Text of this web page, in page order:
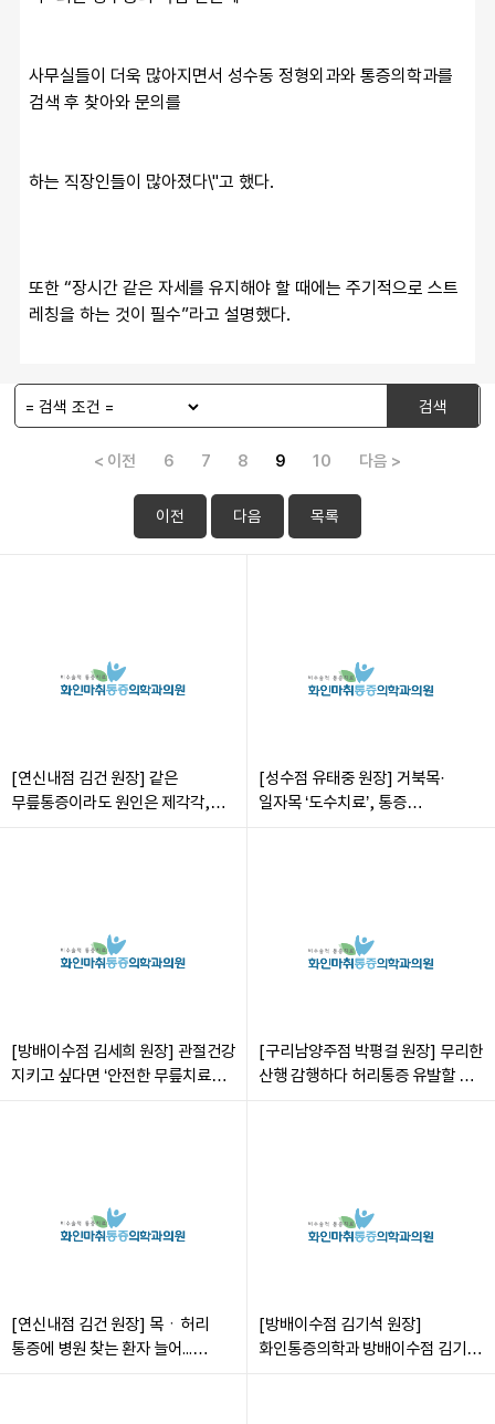
사무실들이 더욱 많아지면서 성수동 정형외과와 통증의학과를
검색 후 찾아와 문의를
하는 직장인들이 많아졌다\"고 했다.
또한 “장시간 같은 자세를 유지해야 할 때에는 주기적으로 스트
레칭을 하는 것이 필수”라고 설명했다.
검색
< 이전 6 7 8 9 10 다음 >
이전 다음 목록
[연신내점 김건 원장] 같은
무릎통증이라도 원인은 제각각,
[성수점 유태중 원장] 거북목·
일자목 ‘도수치료’, 통증
[방배이수점 김세희 원장] 관절건강
지키고 싶다면 ‘안전한 무릎치료법’
[구리남양주점 박평걸 원장] 무리한
산행 감행하다 허리통증 유발할 수
[연신내점 김건 원장] 목ㆍ허리
통증에 병원 찾는 환자 늘어...
[방배이수점 김기석 원장]
화인통증의학과 방배이수점 김기석